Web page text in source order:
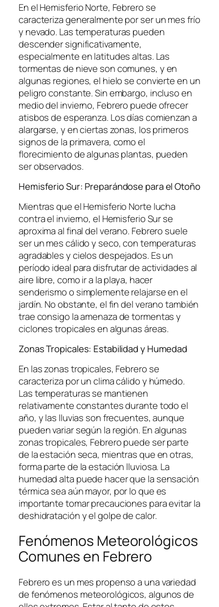
En el Hemisferio Norte, Febrero se
caracteriza generalmente por ser un mes frío
y nevado. Las temperaturas pueden
descender significativamente,
especialmente en latitudes altas. Las
tormentas de nieve son comunes, y en
algunas regiones, el hielo se convierte en un
peligro constante. Sin embargo, incluso en
medio del invierno, Febrero puede ofrecer
atisbos de esperanza. Los días comienzan a
alargarse, y en ciertas zonas, los primeros
signos de la primavera, como el
florecimiento de algunas plantas, pueden
ser observados.
Hemisferio Sur: Preparándose para el Otoño
Mientras que el Hemisferio Norte lucha
contra el invierno, el Hemisferio Sur se
aproxima al final del verano. Febrero suele
ser un mes cálido y seco, con temperaturas
agradables y cielos despejados. Es un
período ideal para disfrutar de actividades al
aire libre, como ir a la playa, hacer
senderismo o simplemente relajarse en el
jardín. No obstante, el fin del verano también
trae consigo la amenaza de tormentas y
ciclones tropicales en algunas áreas.
Zonas Tropicales: Estabilidad y Humedad
En las zonas tropicales, Febrero se
caracteriza por un clima cálido y húmedo.
Las temperaturas se mantienen
relativamente constantes durante todo el
año, y las lluvias son frecuentes, aunque
pueden variar según la región. En algunas
zonas tropicales, Febrero puede ser parte
de la estación seca, mientras que en otras,
forma parte de la estación lluviosa. La
humedad alta puede hacer que la sensación
térmica sea aún mayor, por lo que es
importante tomar precauciones para evitar la
deshidratación y el golpe de calor.
Fenómenos Meteorológicos
Comunes en Febrero
Febrero es un mes propenso a una variedad
de fenómenos meteorológicos, algunos de